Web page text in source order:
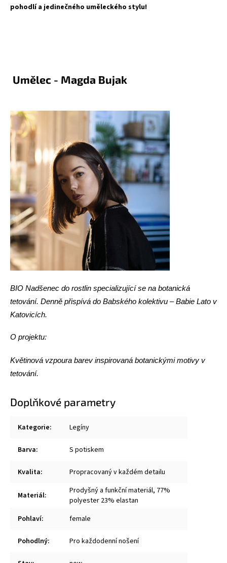
pohodlí a jedinečného uměleckého stylu!
Umělec - Magda Bujak
BIO Nadšenec do rostlin specializující se na botanická
tetování. Denně přispívá do Babského kolektivu – Babie Lato v
Katovicích.
O projektu:
Květinová vzpoura barev inspirovaná botanickými motivy v
tetování.
Doplňkové parametry
Kategorie: Legíny
Barva: S potiskem
Kvalita: Propracovaný v každém detailu
Materiál:
Prodyšný a funkční materiál, 77%
polyester 23% elastan
Pohlaví: female
Pohodlný: Pro každodenní nošení